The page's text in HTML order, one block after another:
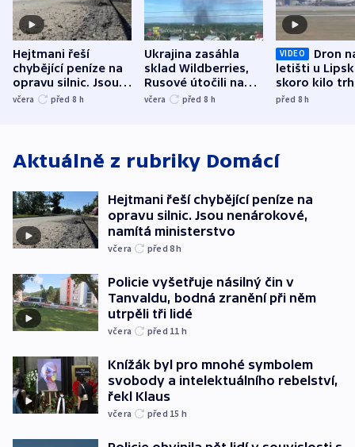
Hejtmani řeší
chybějící peníze na
opravu silnic. Jsou
nenárokové, namítá
včera před 8 h
Ukrajina zasáhla
sklad Wildberries,
Rusové útočili na
trh, hasiče či
včera před 8 h
VIDEO
Dron
letišti u
skoro kilo
indicie
před 8h
Aktuálně z rubriky Domácí
Hejtmani řeší chybějící peníze na
opravu silnic. Jsou nenárokové,
namítá ministerstvo
včera před 8h
Policie vyšetřuje násilný čin v
Tanvaldu, bodná zranění při něm
utrpěli tři lidé
včera před 11 h
Knížák byl pro mnohé symbolem
svobody a intelektuálního rebelství,
řekl Klaus
včera před 15 h